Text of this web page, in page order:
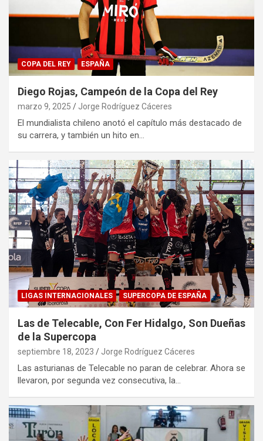
COPA DEL REY ESPAÑA
Diego Rojas, Campeón de la Copa del Rey
marzo 9, 2025 Jorge Rodríguez Cáceres
El mundialista chileno anotó el capítulo más destacado de
su carrera, y también un hito en…
LIGAS INTERNACIONALES SUPERCOPA DE ESPAÑA
Las de Telecable, Con Fer Hidalgo, Son Dueñas
de la Supercopa
septiembre 18, 2023 Jorge Rodríguez Cáceres
Las asturianas de Telecable no paran de celebrar. Ahora se
llevaron, por segunda vez consecutiva, la…